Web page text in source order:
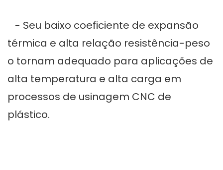
- Seu baixo coeficiente de expansão
térmica e alta relação resistência-peso
o tornam adequado para aplicações de
alta temperatura e alta carga em
processos de usinagem CNC de
plástico.